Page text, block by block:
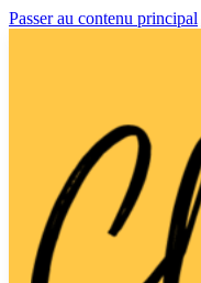
Passer au contenu principal